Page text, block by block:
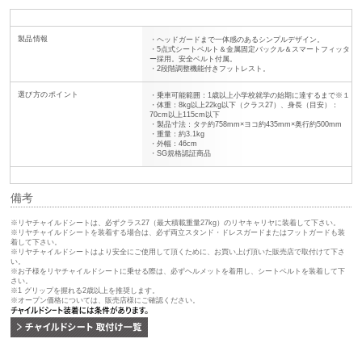
製品情報
・ヘッドガードまで一体感のあるシンプルデザイン。
・5点式シートベルト＆金属固定バックル＆スマートフィッタ
ー採用。安全ベルト付属。
・2段階調整機能付きフットレスト。
選び方のポイント
・乗車可能範囲：1歳以上小学校就学の始期に達するまで※１
・体重：8kg以上22kg以下（クラス27）、身長（目安）：
70cm以上115cm以下
・製品寸法：タテ約758mm×ヨコ約435mm×奥行約500mm
・重量：約3.1kg
・外幅：46cm
・SG規格認証商品
備考
※リヤチャイルドシートは、必ずクラス27（最大積載重量27kg）のリヤキャリヤに装着して下さい。
※リヤチャイルドシートを装着する場合は、必ず両立スタンド・ドレスガードまたはフットガードも装
着して下さい。
※リヤチャイルドシートはより安全にご使用して頂くために、お買い上げ頂いた販売店で取付けて下さ
い。
※お子様をリヤチャイルドシートに乗せる際は、必ずヘルメットを着用し、シートベルトを装着して下
さい。
※1 グリップを握れる2歳以上を推奨します。
※オープン価格については、販売店様にご確認ください。